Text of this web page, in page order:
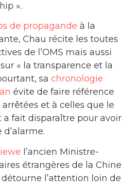
».
de propagande à la
Chau récite les toutes
de l’OMS mais aussi
« la transparence et la
sa chronologie
évite de faire référence
et à celles que le
fait disparaître pour avoir
l’ancien Ministre-
étrangères de la Chine
détourne l’attention loin de